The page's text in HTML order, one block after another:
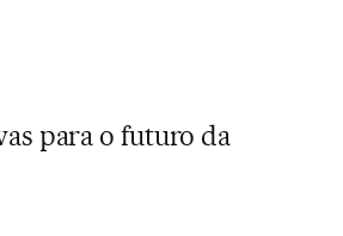
para o futuro da